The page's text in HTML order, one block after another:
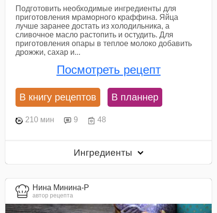
Подготовить необходимые ингредиенты для
приготовления мраморного краффина. Яйца
лучше заранее достать из холодильника, а
сливочное масло растопить и остудить. Для
приготовления опары в теплое молоко добавить
дрожжи, сахар и...
Посмотреть рецепт
В книгу рецептов В планнер
210 мин 9 48
Ингредиенты
Нина Минина-Р
автор рецепта